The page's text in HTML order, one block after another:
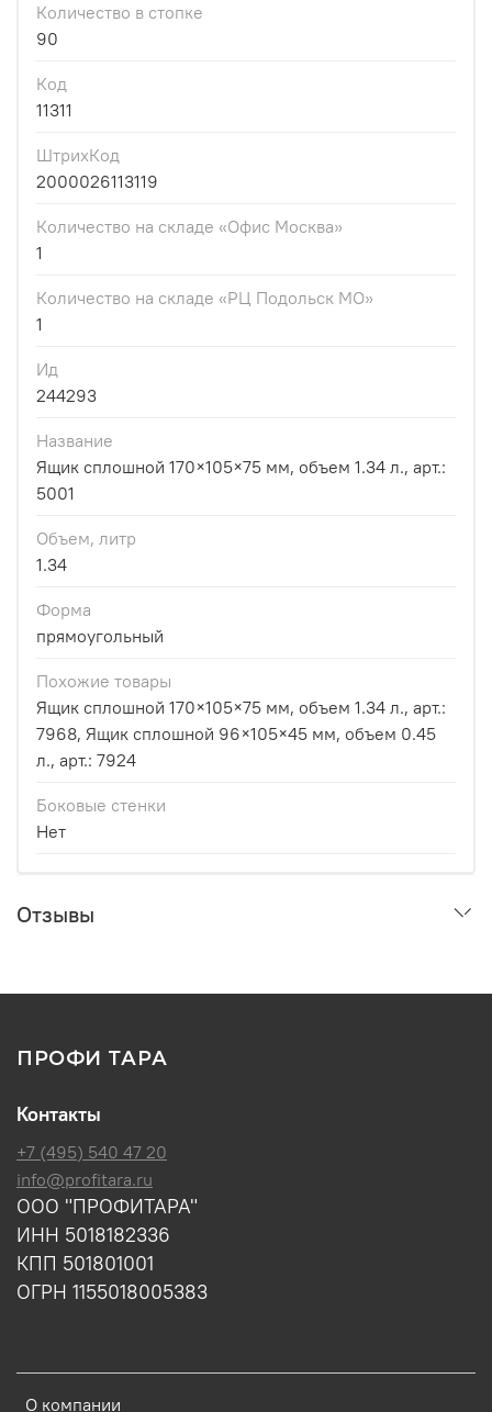
Количество в стопке
90
Код
11311
ШтрихКод
2000026113119
Количество на складе «Офис Москва»
1
Количество на складе «РЦ Подольск МО»
1
Ид
244293
Название
Ящик сплошной 170×105×75 мм, объем 1.34 л., арт.:
5001
Объем, литр
1.34
Форма
прямоугольный
Похожие товары
Ящик сплошной 170×105×75 мм, объем 1.34 л., арт.:
7968, Ящик сплошной 96×105×45 мм, объем 0.45
л., арт.: 7924
Боковые стенки
Нет
Отзывы
ПРОФИ ТАРА
О компании
Контакты
+7 (495) 540 47 20
info@profitara.ru
ООО "ПРОФИТАРА"
ИНН 5018182336
КПП 501801001
ОГРН 1155018005383